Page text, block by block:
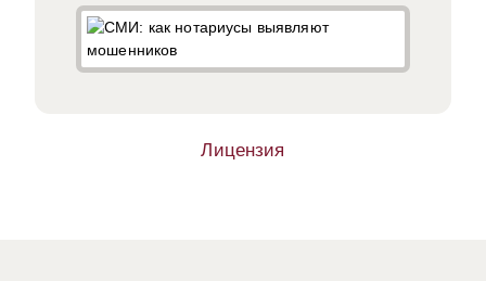
Лицензия